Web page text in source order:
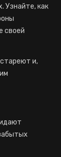
Узнайте, как
своей
и,